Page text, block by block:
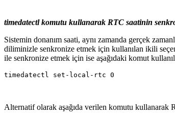
timedatectl komutu kullanarak RTC saatinin
Sistemin donanım saati, aynı zamanda gerçek
diliminizle senkronize etmek için kullanılan ikili
ile senkronize etmek için ise aşağıdaki komut
Alternatif olarak aşağıda verilen komutu kullanarak